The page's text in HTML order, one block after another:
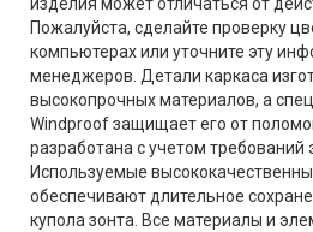
Пожалуйста, сделайте проверку
компьютерах или уточните эту
менеджеров. Детали каркаса
высокопрочных материалов, а
Windproof защищает его от
разработана с учетом требований
Используемые
обеспечивают длительное
купола зонта. Все материалы и